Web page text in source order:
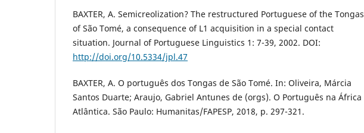
BAXTER, A. Semicreolization? The restructured Portuguese of the Tongas
of São Tomé, a consequence of L1 acquisition in a special contact
situation. Journal of Portuguese Linguistics 1: 7-39, 2002. DOI:
http://doi.org/10.5334/jpl.47
BAXTER, A. O português dos Tongas de São Tomé. In: Oliveira, Márcia
Santos Duarte; Araujo, Gabriel Antunes de (orgs). O Português na África
Atlântica. São Paulo: Humanitas/FAPESP, 2018, p. 297-321.